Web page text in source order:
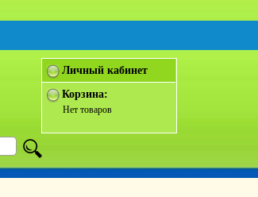
Личный кабинет
Корзина:
Нет товаров